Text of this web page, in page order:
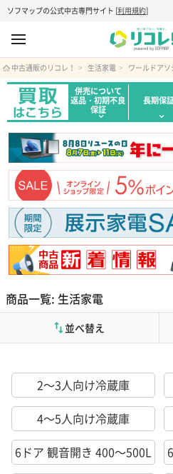
ソフマップの公式中古専門サイト [利用規約]
中古通販のリコレ！ 生活家電 ワールドアソ
併売について
返品・初期不良
保証
長期保
商品一覧: 生活家電
並べ替え
2～3人向け冷蔵庫
4～5人向け冷蔵庫
6ドア 観音開き 400～500L